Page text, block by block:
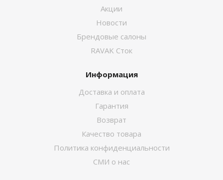
Акции
Новости
Брендовые салоны
RAVAK Сток
Информация
Доставка и оплата
Гарантия
Возврат
Качество товара
Политика конфиденциальности
СМИ о нас